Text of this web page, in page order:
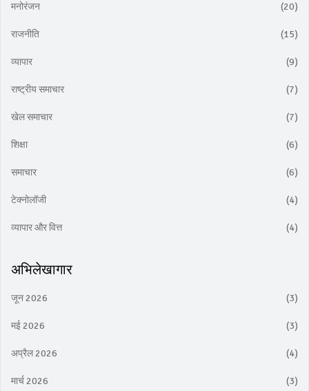
मनोरंजन (20)
राजनीति (15)
व्यापार (9)
राष्ट्रीय समाचार (7)
खेल समाचार (7)
शिक्षा (6)
समाचार (6)
टेक्नोलॉजी (4)
व्यापार और वित्त (4)
अभिलेखागार
जून 2026 (3)
मई 2026 (3)
अप्रैल 2026 (4)
मार्च 2026 (3)